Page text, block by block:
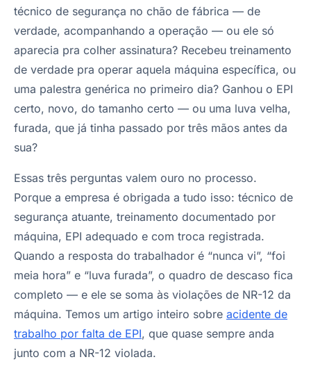
técnico de segurança no chão de fábrica — de
verdade, acompanhando a operação — ou ele só
aparecia pra colher assinatura? Recebeu treinamento
de verdade pra operar aquela máquina específica, ou
uma palestra genérica no primeiro dia? Ganhou o EPI
certo, novo, do tamanho certo — ou uma luva velha,
furada, que já tinha passado por três mãos antes da
sua?
Essas três perguntas valem ouro no processo.
Porque a empresa é obrigada a tudo isso: técnico de
segurança atuante, treinamento documentado por
máquina, EPI adequado e com troca registrada.
Quando a resposta do trabalhador é “nunca vi”, “foi
meia hora” e “luva furada”, o quadro de descaso fica
completo — e ele se soma às violações de NR-12 da
máquina. Temos um artigo inteiro sobre acidente de
trabalho por falta de EPI, que quase sempre anda
junto com a NR-12 violada.